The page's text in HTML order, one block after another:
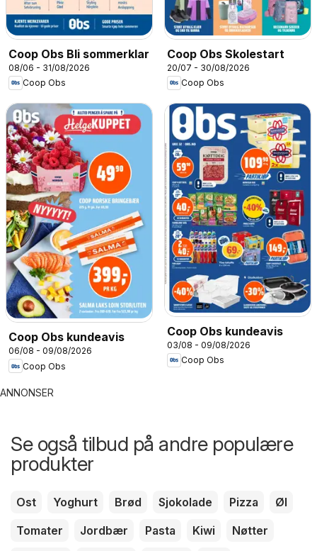
Coop Obs Bli sommerklar
08/06 - 31/08/2026
Coop Obs
Coop Obs Skolestart
20/07 - 30/08/2026
Coop Obs
Coop Obs kundeavis
06/08 - 09/08/2026
Coop Obs
Coop Obs kundeavis
03/08 - 09/08/2026
Coop Obs
ANNONSER
Se også tilbud på andre populære
produkter
Ost Yoghurt Brød Sjokolade Pizza
Øl
Tomater
Jordbær Pasta Kiwi
Nøtter